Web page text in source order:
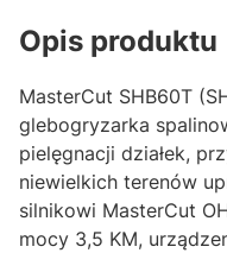
Opis produktu
MasterCut SHB60T
glebogryzarka
pielęgnacji działek,
niewielkich terenów
silnikowi MasterCut
mocy 3,5 KM,